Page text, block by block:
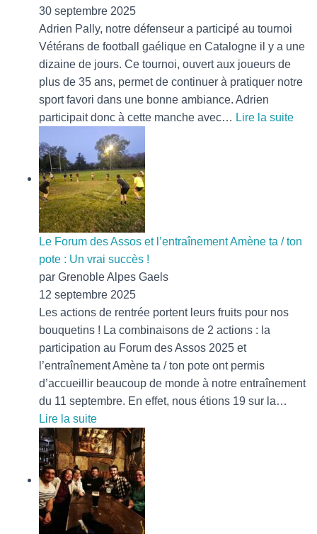
30 septembre 2025
Adrien Pally, notre défenseur a participé au tournoi
Vétérans de football gaélique en Catalogne il y a une
dizaine de jours. Ce tournoi, ouvert aux joueurs de
plus de 35 ans, permet de continuer à pratiquer notre
sport favori dans une bonne ambiance. Adrien
participait donc à cette manche avec… Lire la suite:
Le Forum des Assos et l’entraînement Amène ta / ton
pote : Un vrai succès !
par Grenoble Alpes Gaels
12 septembre 2025
Les actions de rentrée portent leurs fruits pour nos
bouquetins ! La combinaisons de 2 actions : la
participation au Forum des Assos 2025 et
l’entraînement Amène ta / ton pote ont permis
d’accueillir beaucoup de monde à notre entraînement
du 11 septembre. En effet, nous étions 19 sur la…
Lire la suite:
Le
Forum
des
Assos
et
l’entraînement